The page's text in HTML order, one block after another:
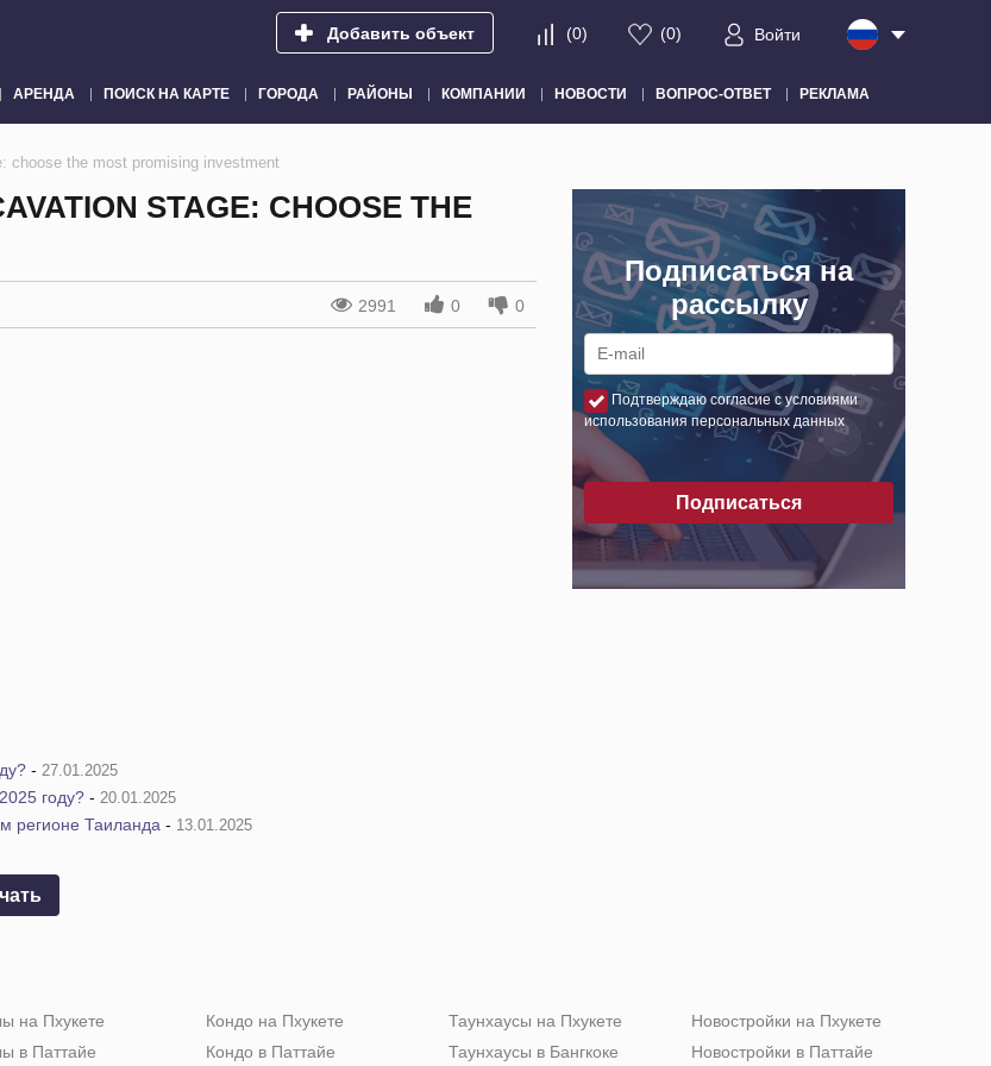
Добавить объект (0) (0) Войти
АРЕНДА ПОИСК НА КАРТЕ ГОРОДА РАЙОНЫ КОМПАНИИ НОВОСТИ ВОПРОС-ОТВЕТ РЕКЛАМА
choose the most promising investment
STAGE: CHOOSE THE
2991 0 0
- 27.01.2025
году? - 20.01.2025
регионе Таиланда - 13.01.2025
Подписаться на
рассылку
Подтверждаю согласие с условиями
использования персональных данных
Подписаться
на Пхукете
в Паттайе
Кондо на Пхукете
Кондо в Паттайе
Таунхаусы на Пхукете
Таунхаусы в Бангкоке
Новостройки на Пхукете
Новостройки в Паттайе